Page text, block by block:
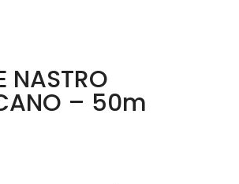
NASTRO
– 50m